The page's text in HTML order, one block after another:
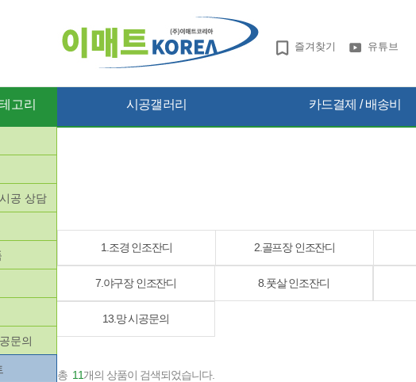
즐겨찾기 유튜브
고리
공 상담
문의
시공갤러리 카드결제 / 배송비
1.조경 인조잔디 2.골프장 인조잔디
7.야구장 인조잔디 8.풋살 인조잔디
13.망 시공문의
총 11개의 상품이 검색되었습니다.